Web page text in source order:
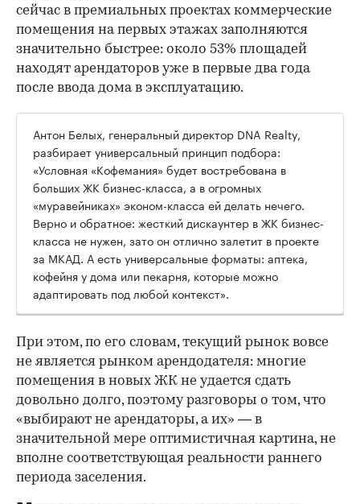
сейчас в премиальных проектах коммерческие
помещения на первых этажах заполняются
значительно быстрее: около 53% площадей
находят арендаторов уже в первые два года
после ввода дома в эксплуатацию.
Антон Белых, генеральный директор DNA Realty,
разбирает универсальный принцип подбора:
«Условная «Кофемания» будет востребована в
больших ЖК бизнес-класса, а в огромных
«муравейниках» эконом-класса ей делать нечего.
Верно и обратное: жесткий дискаунтер в ЖК бизнес-
класса не нужен, зато он отлично залетит в проекте
за МКАД. А есть универсальные форматы: аптека,
кофейня у дома или пекарня, которые можно
адаптировать под любой контекст».
При этом, по его словам, текущий рынок вовсе
не является рынком арендодателя: многие
помещения в новых ЖК не удается сдать
довольно долго, поэтому разговоры о том, что
«выбирают не арендаторы, а их» — в
значительной мере оптимистичная картина, не
вполне соответствующая реальности раннего
периода заселения.